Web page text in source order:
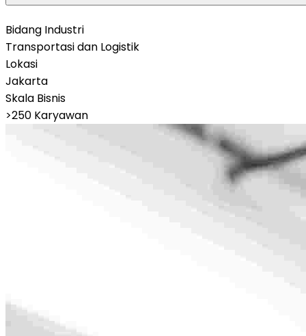
Bidang Industri
Transportasi dan Logistik
Lokasi
Jakarta
Skala Bisnis
>250 Karyawan